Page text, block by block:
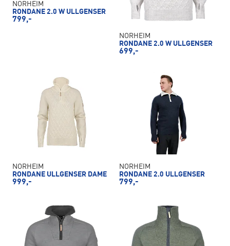
NORHEIM
RONDANE 2.0 W ULLGENSER
799,-
NORHEIM
RONDANE 2.0 W ULLGENSER
699,-
NORHEIM
RONDANE ULLGENSER DAME
999,-
NORHEIM
RONDANE 2.0 ULLGENSER
799,-